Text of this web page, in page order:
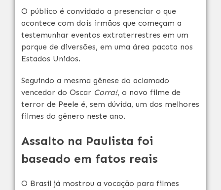
O público é convidado a presenciar o que
acontece com dois irmãos que começam a
testemunhar eventos extraterrestres em um
parque de diversões, em uma área pacata nos
Estados Unidos.
Seguindo a mesma gênese do aclamado
vencedor do Oscar Corra!, o novo filme de
terror de Peele é, sem dúvida, um dos melhores
filmes do gênero neste ano.
Assalto na Paulista foi
baseado em fatos reais
O Brasil já mostrou a vocação para filmes